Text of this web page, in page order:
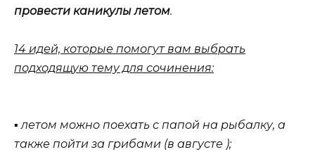
провести каникулы летом.
14 идей, которые помогут вам выбрать
подходящую тему для сочинения:
▪ летом можно поехать с папой на рыбалку, а
также пойти за грибами (в августе );